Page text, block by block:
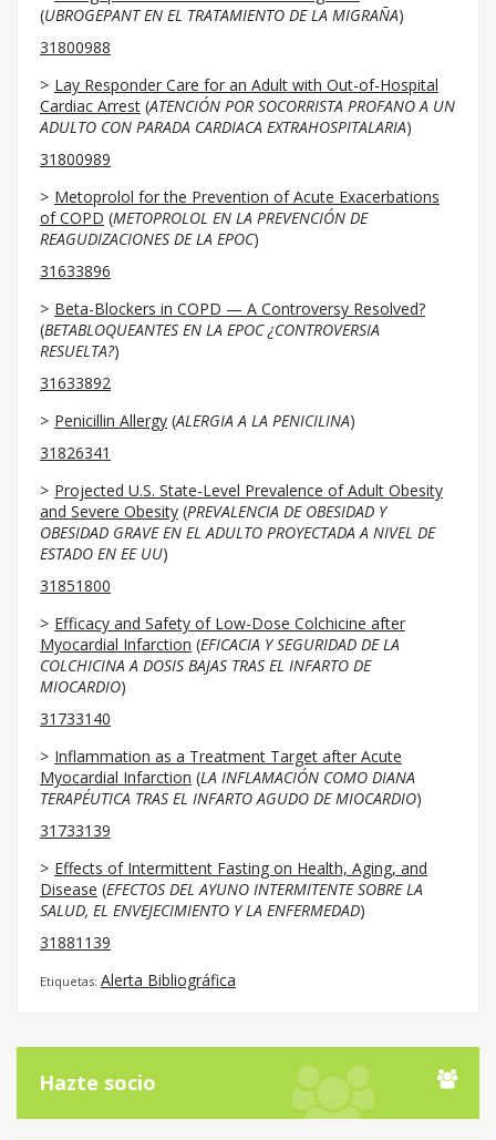
(UBROGEPANT EN EL TRATAMIENTO DE LA MIGRAÑA)
31800988
Lay Responder Care for an Adult with Out-of-Hospital
Cardiac Arrest (ATENCIÓN POR SOCORRISTA PROFANO A UN
ADULTO CON PARADA CARDIACA EXTRAHOSPITALARIA)
31800989
Metoprolol for the Prevention of Acute Exacerbations
of COPD (METOPROLOL EN LA PREVENCIÓN DE
REAGUDIZACIONES DE LA EPOC)
31633896
Beta-Blockers in COPD — A Controversy Resolved?
(BETABLOQUEANTES EN LA EPOC ¿CONTROVERSIA
RESUELTA?)
31633892
Penicillin Allergy (ALERGIA A LA PENICILINA)
31826341
Projected U.S. State-Level Prevalence of Adult Obesity
and Severe Obesity (PREVALENCIA DE OBESIDAD Y
OBESIDAD GRAVE EN EL ADULTO PROYECTADA A NIVEL DE
ESTADO EN EE UU)
31851800
Efficacy and Safety of Low-Dose Colchicine after
Myocardial Infarction (EFICACIA Y SEGURIDAD DE LA
COLCHICINA A DOSIS BAJAS TRAS EL INFARTO DE
MIOCARDIO)
31733140
Inflammation as a Treatment Target after Acute
Myocardial Infarction (LA INFLAMACIÓN COMO DIANA
TERAPÉUTICA TRAS EL INFARTO AGUDO DE MIOCARDIO)
31733139
Effects of Intermittent Fasting on Health, Aging, and
Disease (EFECTOS DEL AYUNO INTERMITENTE SOBRE LA
SALUD, EL ENVEJECIMIENTO Y LA ENFERMEDAD)
31881139
Etiquetas: Alerta Bibliográfica
Hazte socio